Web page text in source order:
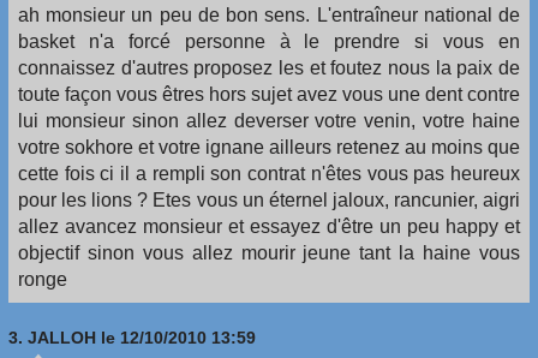
ah monsieur un peu de bon sens. L'entraîneur national de
basket n'a forcé personne à le prendre si vous en
connaissez d'autres proposez les et foutez nous la paix de
toute façon vous êtres hors sujet avez vous une dent contre
lui monsieur sinon allez deverser votre venin, votre haine
votre sokhore et votre ignane ailleurs retenez au moins que
cette fois ci il a rempli son contrat n'êtes vous pas heureux
pour les lions ? Etes vous un éternel jaloux, rancunier, aigri
allez avancez monsieur et essayez d'être un peu happy et
objectif sinon vous allez mourir jeune tant la haine vous
ronge
3. JALLOH le 12/10/2010 13:59